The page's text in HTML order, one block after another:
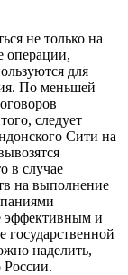
не только на
операции,
для
По меньшей
следует
Сити на
в случае
на выполнение
эффективным и
государственной
наделить,
России.